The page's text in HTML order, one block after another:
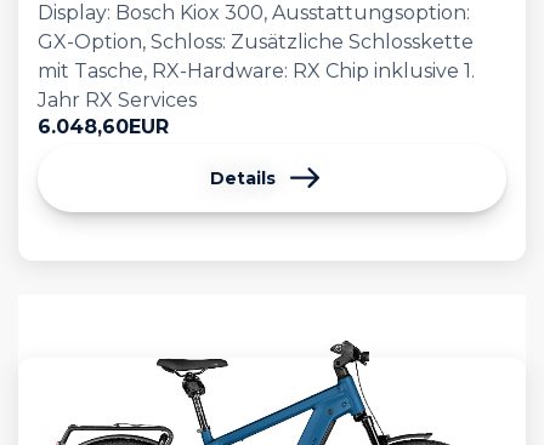
Display: Bosch Kiox 300, Ausstattungsoption:
GX-Option, Schloss: Zusätzliche Schlosskette
mit Tasche, RX-Hardware: RX Chip inklusive 1.
Jahr RX Services
6.048,60EUR
Details